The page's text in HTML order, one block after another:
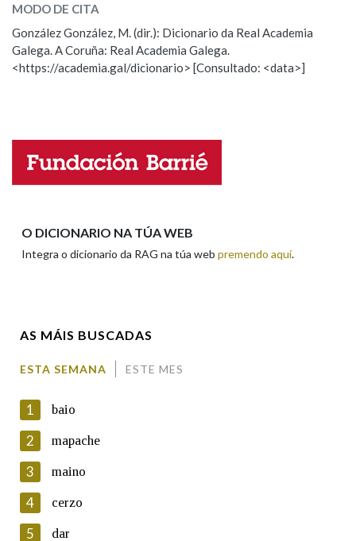
Pertence a
ESCOLLE UNHA OPCIÓN:
Observación Hai un erro na palabra
Propoño mellorar a definición
Nome
En cumprimento da normativa vixente en materia de
Protección de Datos de Carácter Persoal, a Real Academia
Galega informa a aqueles usuarios que faciliten o seu correo
electrónico, así como calquera outra información de carácter
MODO DE CITA
González González, M. (dir.): Dicionario da Real Academia
Galega. A Coruña: Real Academia Galega.
<https://academia.gal/dicionario> [Consultado: <data>]
O DICIONARIO NA TÚA WEB
Integra o dicionario da RAG na túa web premendo aquí.
AS MÁIS BUSCADAS
ESTA SEMANA ESTE MES
1 baio
2 mapache
3 maino
4 cerzo
5 dar